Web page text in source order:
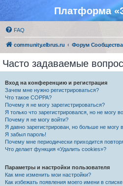
Платформа
FAQ
community.elbrus.ru
Часто задаваемые
Вход на конференцию и регистрация
Зачем мне нужно регистрироваться?
Что такое COPPA?
Почему я не могу зарегистрироваться?
Я только что зарегистрировался, но не могу
Почему я не могу войти?
Я давно зарегистрирован, но больше не могу
Я забыл пароль!
Почему мне периодически приходится
Что делает функция «Удалить cookies»?
Параметры и настройки пользователя
Как мне изменить мои настройки?
Как избежать появления моего имени в